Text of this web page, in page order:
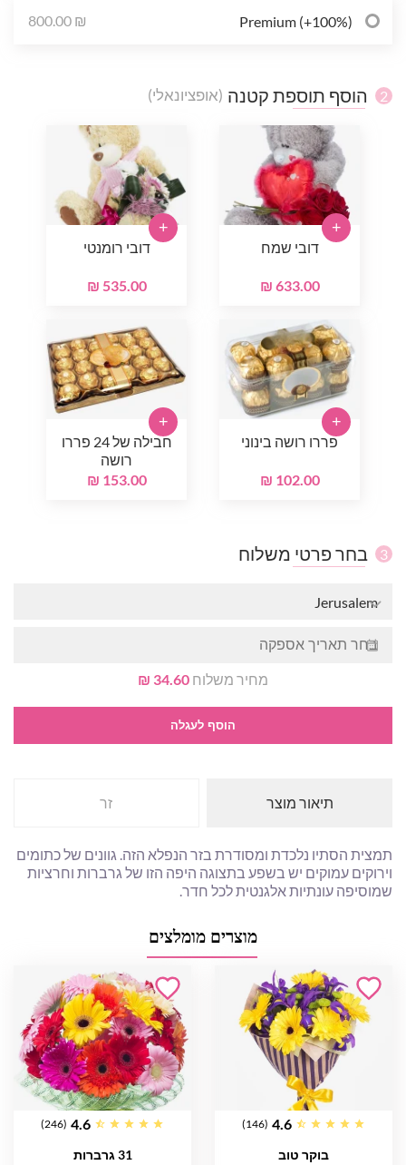
Premium (+100%)
800.00 ₪
2 הוסף תוספת קטנה (אופציונאלי)
דובי שמח
633.00 ₪
+
דובי רומנטי
535.00 ₪
+
פררו רושה בינוני
102.00 ₪
+
חבילה של 24 פררו
רושה
153.00 ₪
+
3 בחר פרטי משלוח
Jerusalem
מחיר משלוח 34.60 ₪
הוסף לעגלה
תיאור מוצר זר
תמצית הסתיו נלכדת ומסודרת בזר הנפלא הזה. גוונים של כתומים
וירוקים עמוקים יש בשפע בתצוגה היפה הזו של גרברות וחרציות
שמוסיפה עונתיות אלגנטית לכל חדר.
מוצרים מומלצים
4.6
(146)
בוקר טוב
4.6
(246)
31 גרברות